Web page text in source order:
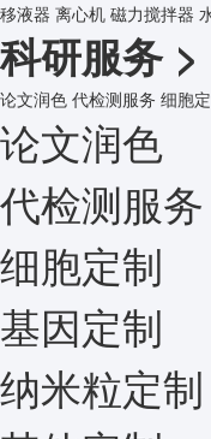
移液器 离心机 磁力搅拌器
科研服务 >
论文润色 代检测服务 细胞
论文润色
代检测服务
细胞定制
基因定制
纳米粒定制